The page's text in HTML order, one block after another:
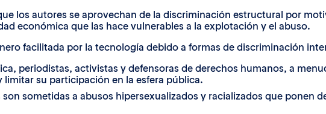
los autores se aprovechan de la discriminación estructural por
económica que las hace vulnerables a la explotación y el abuso.
facilitada por la tecnología debido a formas de discriminación
periodistas, activistas y defensoras de derechos humanos, a
su participación en la esfera pública.
sometidas a abusos hipersexualizados y racializados que ponen